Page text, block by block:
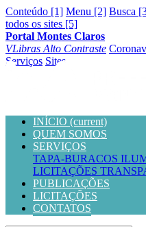
Conteúdo [1] Menu [2] Busca
todos os sites [5]
Portal Montes Claros
VLibras Alto Contraste
Serviços Sites
INÍCIO (current)
QUEM SOMOS
SERVIÇOS
TAPA-BURACOS
LICITAÇÕES
PUBLICAÇÕES
LICITAÇÕES
CONTATOS